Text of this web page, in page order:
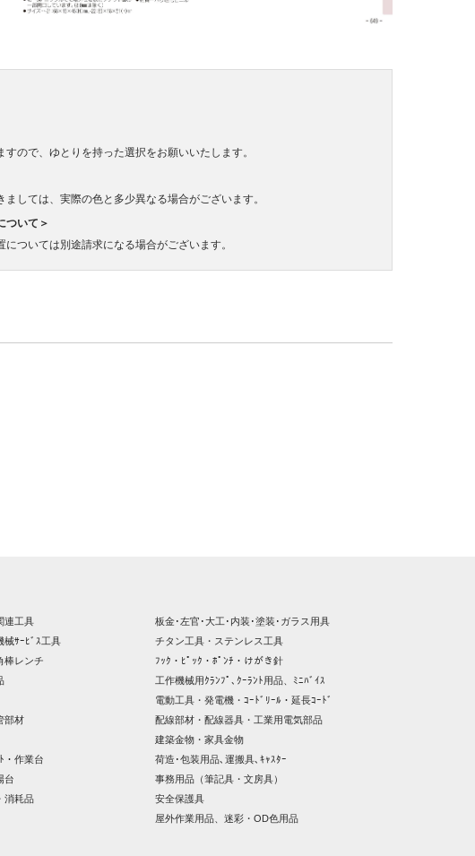
すので、ゆとりを持った選択をお願いいたします。
ましては、実際の色と多少異なる場合がございます。
ついて＞
ついては別途請求になる場合がございます。
連工具
板金･左官･大工･内装･塗装･ガラス用具
械ｻｰﾋﾞｽ工具
チタン工具・ステンレス工具
棒レンチ
ﾌｯｸ・ﾋﾟｯｸ・ﾎﾟﾝﾁ・けがき針
工作機械用ｸﾗﾝﾌﾟ､ｸｰﾗﾝﾄ用品、ﾐﾆﾊﾞｲｽ
電動工具・発電機・ｺｰﾄﾞﾘｰﾙ・延長ｺｰﾄﾞ
部材
配線部材・配線器具・工業用電気部品
建築金物・家具金物
・作業台
荷造･包装用品､運搬具､ｷｬｽﾀｰ
台
事務用品（筆記具・文房具）
消耗品
安全保護具
屋外作業用品、迷彩・OD色用品